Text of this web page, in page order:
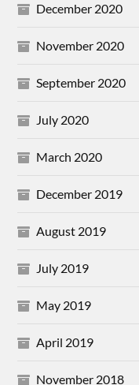
December 2020
November 2020
September 2020
July 2020
March 2020
December 2019
August 2019
July 2019
May 2019
April 2019
November 2018